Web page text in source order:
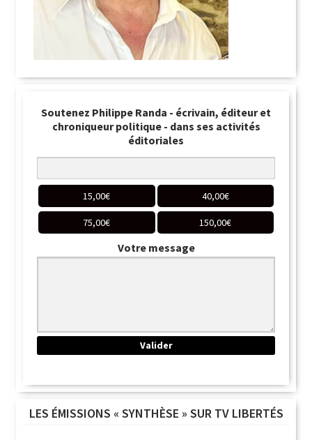
Soutenez Philippe Randa - écrivain, éditeur et
chroniqueur politique - dans ses activités
éditoriales
15,00€ 40,00€
75,00€ 150,00€
Votre message
LES ÉMISSIONS « SYNTHÈSE » SUR TV LIBERTÉS